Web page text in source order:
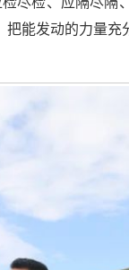
能发动的力量